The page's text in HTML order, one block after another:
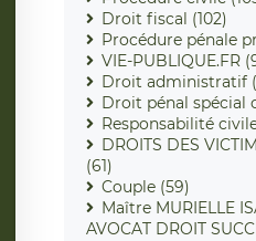
Droit fiscal (102)
Procédure pénale
VIE-PUBLIQUE.FR
Droit administratif
Droit pénal spécial
Responsabilité
DROITS DES
(61)
Couple (59)
Maître MURIELLE
AVOCAT DROIT